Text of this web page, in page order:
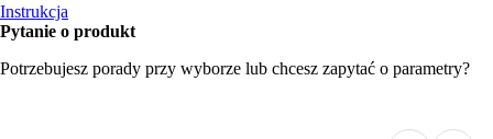
Instrukcja
Pytanie o produkt
Potrzebujesz porady przy wyborze lub chcesz zapytać o parametry?